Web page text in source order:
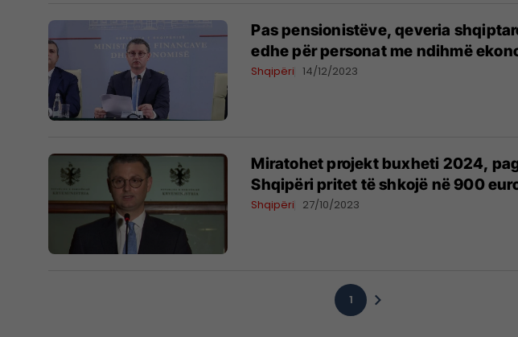
Pas pensionistëve, qeveria
edhe për personat me ndihmë
Shqipëri 14/12/2023
Miratohet projekt buxheti 2024,
Shqipëri pritet të shkojë në 900
Shqipëri 27/10/2023
1